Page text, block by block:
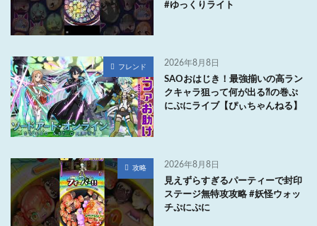
#ゆっくりライト
フレンド 2026年8月8日
SAOおはじき！最強揃いの高ラン
クキャラ狙って何が出る⁈の巻ぷ
にぷにライブ【ぴぃちゃんねる】
攻略 2026年8月8日
見えずらすぎるパーティーで封印
ステージ無特攻攻略 #妖怪ウォッ
チぷにぷに